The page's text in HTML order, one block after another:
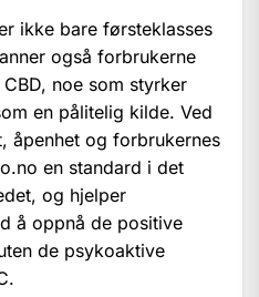
ikke bare førsteklasses
også forbrukerne
noe som styrker
en pålitelig kilde. Ved
åpenhet og forbrukernes
en standard i det
og hjelper
å oppnå de positive
de psykoaktive